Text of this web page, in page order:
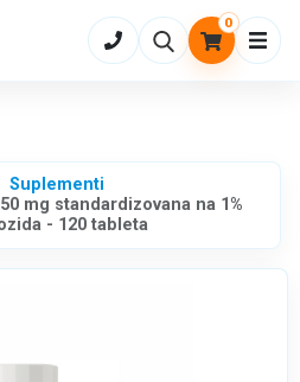
0
Suplementi
mg standardizovana na 1%
- 120 tableta